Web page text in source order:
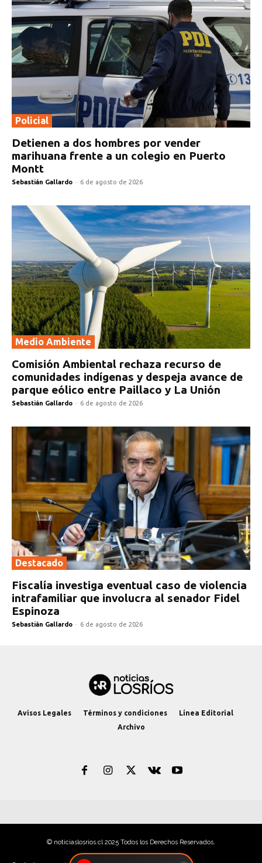
Policial
Detienen a dos hombres por vender
marihuana frente a un colegio en Puerto
Montt
Sebastián Gallardo - 6 de agosto de 2026
Medio Ambiente
Comisión Ambiental rechaza recurso de
comunidades indígenas y despeja avance de
parque eólico entre Paillaco y La Unión
Sebastián Gallardo - 6 de agosto de 2026
Destacado
Fiscalía investiga eventual caso de violencia
intrafamiliar que involucra al senador Fidel
Espinoza
Sebastián Gallardo - 6 de agosto de 2026
Avisos Legales Términos y condiciones
Línea Editorial
Archivo
© noticiaslosrios.cl 2025 Todos los Derechos Reservados.